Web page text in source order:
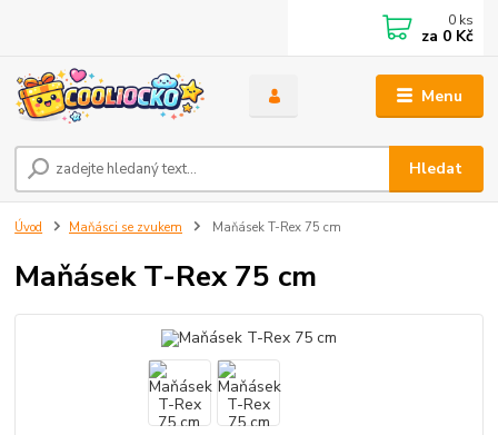
Menu
Hledat
0 ks
za 0 Kč
Úvod Maňásci se zvukem Maňásek T-Rex 75 cm
Maňásek T-Rex 75 cm